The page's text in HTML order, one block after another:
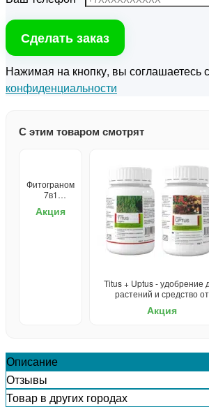
Сделать заказ
Нажимая на кнопку, вы соглашаетесь с
конфиденциальности
С этим товаром смотрят
Фитограном
7в1
от сорняков
Акция
Titus + Uptus - удобрение
растений и средство от
Акция
Описание
Отзывы
Товар в других городах